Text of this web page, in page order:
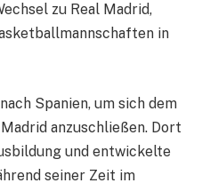
zu Real Madrid,
in
Spanien, um sich dem
anzuschließen. Dort
und entwickelte
seiner Zeit im